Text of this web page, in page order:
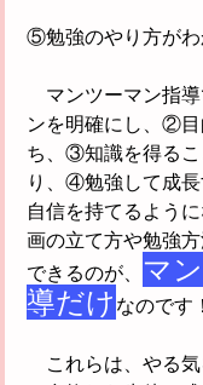
⑤勉強のやり方がわ
マンツーマン指
ンを明確にし、②
ち、③知識を得る
り、④勉強して成
自信を持てるよう
画の立て方や勉強
できるのが、 マ
導だけ なのです！
これらは、やる